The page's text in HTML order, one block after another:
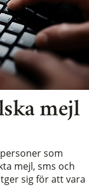
mejl
som
mejl, sms och
sig för att vara